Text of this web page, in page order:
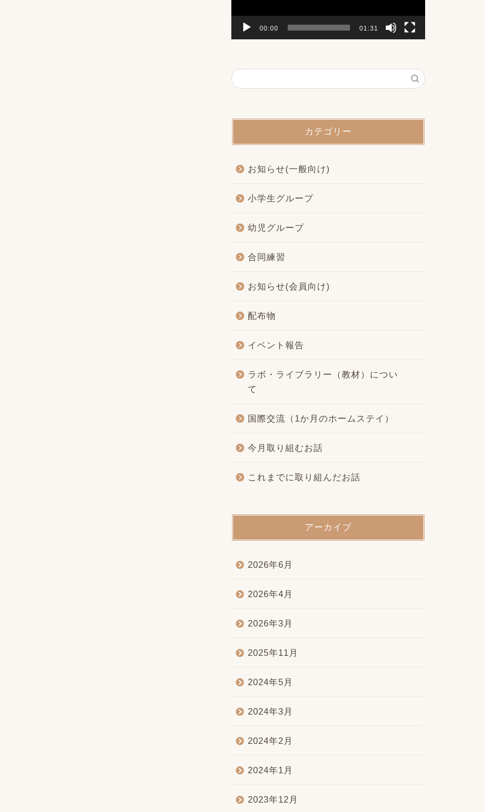
00:00 01:31
カテゴリー
お知らせ(一般向け)
小学生グループ
幼児グループ
合同練習
お知らせ(会員向け)
配布物
イベント報告
ラボ・ライブラリー（教材）につい
て
国際交流（1か月のホームステイ）
今月取り組むお話
これまでに取り組んだお話
アーカイブ
2026年6月
2026年4月
2026年3月
2025年11月
2024年5月
2024年3月
2024年2月
2024年1月
2023年12月